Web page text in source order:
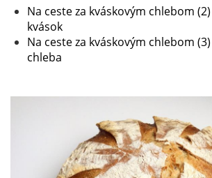
Na ceste za kváskovým chlebom
kvások
Na ceste za kváskovým chlebom
chleba